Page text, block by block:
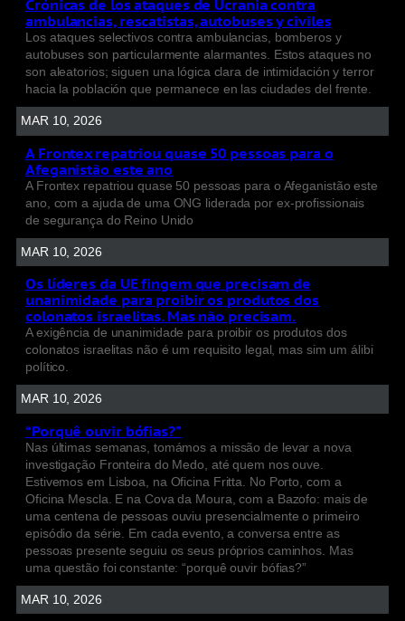
Crónicas de los ataques de Ucrania contra
ambulancias, rescatistas, autobuses y civiles
Los ataques selectivos contra ambulancias, bomberos y
autobuses son particularmente alarmantes. Estos ataques no
son aleatorios; siguen una lógica clara de intimidación y terror
hacia la población que permanece en las ciudades del frente.
MAR 10, 2026
A Frontex repatriou quase 50 pessoas para o
Afeganistão este ano
A Frontex repatriou quase 50 pessoas para o Afeganistão este
ano, com a ajuda de uma ONG liderada por ex-profissionais
de segurança do Reino Unido
MAR 10, 2026
Os líderes da UE fingem que precisam de
unanimidade para proibir os produtos dos
colonatos israelitas. Mas não precisam.
A exigência de unanimidade para proibir os produtos dos
colonatos israelitas não é um requisito legal, mas sim um álibi
político.
MAR 10, 2026
“Porquê ouvir bófias?”
Nas últimas semanas, tomámos a missão de levar a nova
investigação Fronteira do Medo, até quem nos ouve.
Estivemos em Lisboa, na Oficina Fritta. No Porto, com a
Oficina Mescla. E na Cova da Moura, com a Bazofo: mais de
uma centena de pessoas ouviu presencialmente o primeiro
episódio da série. Em cada evento, a conversa entre as
pessoas presente seguiu os seus próprios caminhos. Mas
uma questão foi constante: “porquê ouvir bófias?”
MAR 10, 2026